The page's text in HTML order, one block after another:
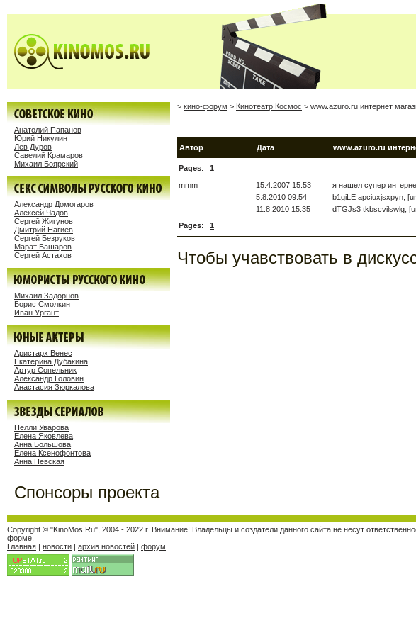
Анатолий Папанов
Юрий Никулин
Лев Дуров
Савелий Крамаров
Михаил Боярский
Александр Домогаров
Алексей Чадов
Сергей Жигунов
Дмитрий Нагиев
Сергей Безруков
Марат Башаров
Сергей Астахов
Михаил Задорнов
Борис Смолкин
Иван Ургант
Аристарх Венес
Екатерина Дубакина
Артур Сопельник
Александр Головин
Анастасия Зюркалова
Нелли Уварова
Елена Яковлева
Анна Большова
Елена Ксенофонтова
Анна Невская
Спонсоры проекта
> кино-форум > Кинотеатр Космос > www.azuro.ru интернет
Автор Дата www.azuro.ru
Pages: 1
mmm
15.4.2007 15:53
я нашел супер
5.8.2010 09:54
b1giLE apciuxjsxpyn,
11.8.2010 15:35
dTGJs3 tkbscvilswlg,
Pages: 1
Чтобы учавствовать в
Copyright © "KinoMos.Ru", 2004 - 2022 г. Внимание! Владельцы и создатели данного сайта не несут
форме.
Главная | новости | архив новостей | форум